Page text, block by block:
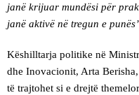
janë krijuar mundësi për
janë aktivë në tregun e
Këshilltarja politike në
dhe Inovacionit, Arta
të trajtohet si e drejtë